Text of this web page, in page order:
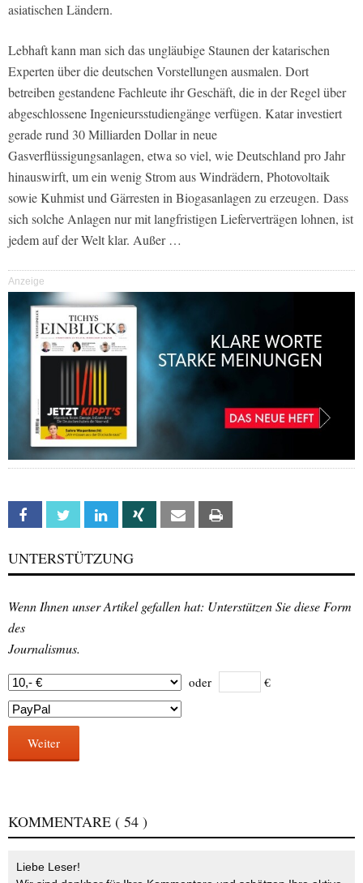
asiatischen Ländern.
Lebhaft kann man sich das ungläubige Staunen der katarischen
Experten über die deutschen Vorstellungen ausmalen. Dort
betreiben gestandene Fachleute ihr Geschäft, die in der Regel über
abgeschlossene Ingenieursstudiengänge verfügen. Katar investiert
gerade rund 30 Milliarden Dollar in neue
Gasverflüssigungsanlagen, etwa so viel, wie Deutschland pro Jahr
hinauswirft, um ein wenig Strom aus Windrädern, Photovoltaik
sowie Kuhmist und Gärresten in Biogasanlagen zu erzeugen. Dass
sich solche Anlagen nur mit langfristigen Lieferverträgen lohnen, ist
jedem auf der Welt klar. Außer …
Anzeige
Facebook Twitter Linkedin Xing Email
UNTERSTÜTZUNG
Wenn Ihnen unser Artikel gefallen hat: Unterstützen Sie diese Form
des
Journalismus.
oder €
Weiter
KOMMENTARE ( 54 )
Liebe Leser!